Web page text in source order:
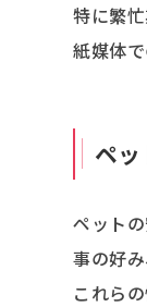
特に繁
紙媒体
ペ
ペット
事の好
これら